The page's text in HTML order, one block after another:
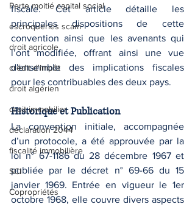
Perte moitié capital social
escroqueries scam
droit agricole
crédit d'impôt
droit algérien
droit immobilier
déclaration 2044
fiscalité immobilière
SCI
Copropriétés
fiscale. Cet article détaille les
principales dispositions de cette
convention ainsi que les avenants qui
l’ont modifiée, offrant ainsi une vue
d'ensemble des implications fiscales
pour les contribuables des deux pays.
Historique et Publication
La convention initiale, accompagnée
d’un protocole, a été approuvée par la
loi n° 67-1186 du 28 décembre 1967 et
publiée par le décret n° 69-66 du 15
janvier 1969. Entrée en vigueur le 1er
octobre 1968, elle couvre divers aspects